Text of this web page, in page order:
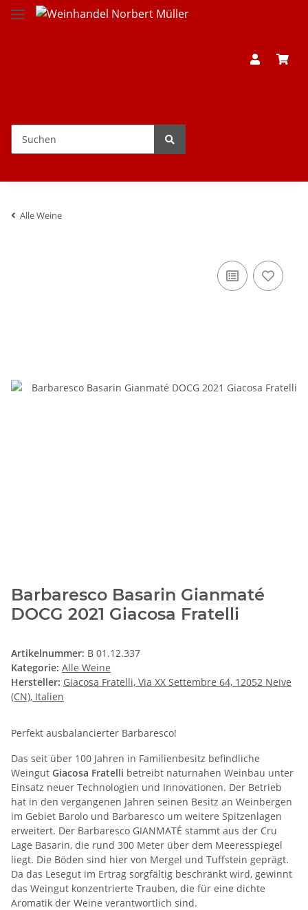
Alle Weine
Barbaresco Basarin Gianmaté
DOCG 2021 Giacosa Fratelli
Artikelnummer: B 01.12.337
Kategorie: Alle Weine
Hersteller: Giacosa Fratelli, Via XX Settembre 64, 12052 Neive
(CN), Italien
Perfekt ausbalancierter Barbaresco!
Das seit über 100 Jahren in Familienbesitz befindliche
Weingut Giacosa Fratelli betreibt naturnahen Weinbau unter
Einsatz neuer Technologien und Innovationen. Der Betrieb
hat in den vergangenen Jahren seinen Besitz an Weinbergen
im Gebiet Barolo und Barbaresco um weitere Spitzenlagen
erweitert. Der Barbaresco GIANMATÉ stammt aus der Cru
Lage Basarin, die rund 300 Meter über dem Meeresspiegel
liegt. Die Böden sind hier von Mergel und Tuffstein geprägt.
Da das Lesegut im Ertrag sorgfältig beschränkt wird, gewinnt
das Weingut konzentrierte Trauben, die für eine dichte
Aromatik der Weine verantwortlich sind.